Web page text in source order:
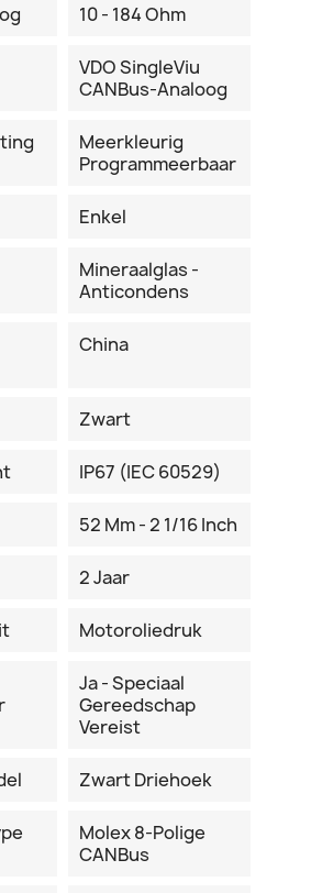
10 - 184 Ohm
VDO SingleViu
CANBus-Analoog
Meerkleurig
Programmeerbaar
Enkel
Mineraalglas -
Anticondens
China
Zwart
IP67 (IEC 60529)
52 Mm - 2 1/16 Inch
2 Jaar
Motoroliedruk
Ja - Speciaal
Gereedschap
Vereist
Zwart Driehoek
Molex 8-Polige
CANBus